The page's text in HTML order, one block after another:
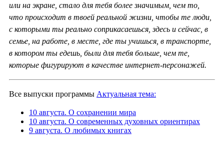
или на экране, стало для тебя более значимым, чем то,
что происходит в твоей реальной жизни, чтобы те люди,
с которыми ты реально соприкасаешься, здесь и сейчас, в
семье, на работе, в месте, где ты учишься, в транспорте,
в котором ты едешь, были для тебя больше, чем те,
которые фигурируют в качестве интернет-персонажей.
Все выпуски программы Актуальная тема:
10 августа. О сохранении мира
10 августа. О современных духовных ориентирах
9 августа. О любимых книгах